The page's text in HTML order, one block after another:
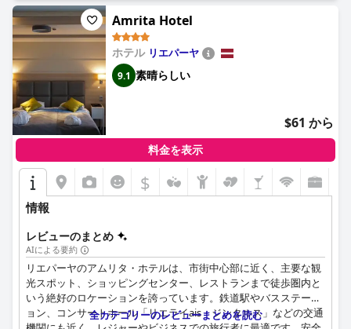
ホテルの宿泊客は、手頃な価格でありながら豪華な高品質の滞在
を期待できます。 Amrita Hotel
ホテル リエパーヤ
9.1 素晴らしい
$61 から
料金を表示
$
情報
レビューのまとめ
AIによる要約
リエパーヤのアムリタ・ホテルは、市街中心部に近く、主要な観
光スポット、ショッピングセンター、レストランまで徒歩圏内と
いう絶好のロケーションを誇っています。鉄道駅やバスステーシ
ョン、コンサートホール「リエライais・ジンタルス」などの交通
全カテゴリーのレビューまとめを読む